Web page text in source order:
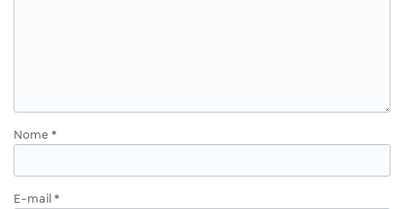
Nome *
E-mail *